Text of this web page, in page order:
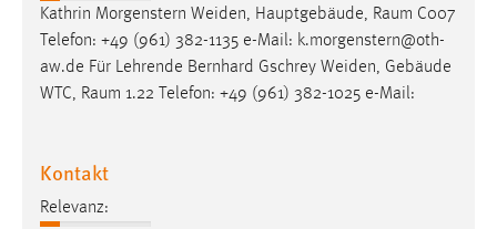
Kathrin Morgenstern Weiden, Hauptgebäude, Raum C007
Telefon: +49 (961) 382-1135 e-Mail: k.morgenstern@oth-
aw.de Für Lehrende Bernhard Gschrey Weiden, Gebäude
WTC, Raum 1.22 Telefon: +49 (961) 382-1025 e-Mail:
Kontakt
Relevanz: